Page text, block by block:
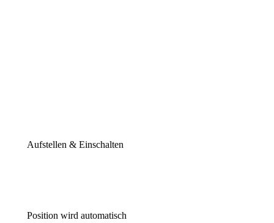
Aufstellen & Einschalten
Position wird automatisch